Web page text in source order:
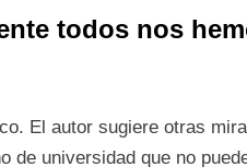
todos nos
El autor sugiere otras
de universidad que no